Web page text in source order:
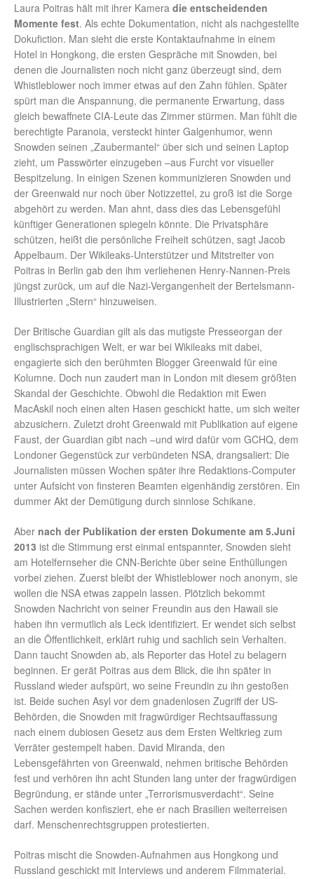
Laura Poitras hält mit ihrer Kamera die entscheidenden
Momente fest. Als echte Dokumentation, nicht als nachgestellte
Dokufiction. Man sieht die erste Kontaktaufnahme in einem
Hotel in Hongkong, die ersten Gespräche mit Snowden, bei
denen die Journalisten noch nicht ganz überzeugt sind, dem
Whistleblower noch immer etwas auf den Zahn fühlen. Später
spürt man die Anspannung, die permanente Erwartung, dass
gleich bewaffnete CIA-Leute das Zimmer stürmen. Man fühlt die
berechtigte Paranoia, versteckt hinter Galgenhumor, wenn
Snowden seinen „Zaubermantel“ über sich und seinen Laptop
zieht, um Passwörter einzugeben –aus Furcht vor visueller
Bespitzelung. In einigen Szenen kommunizieren Snowden und
der Greenwald nur noch über Notizzettel, zu groß ist die Sorge
abgehört zu werden. Man ahnt, dass dies das Lebensgefühl
künftiger Generationen spiegeln könnte. Die Privatsphäre
schützen, heißt die persönliche Freiheit schützen, sagt Jacob
Appelbaum. Der Wikileaks-Unterstützer und Mitstreiter von
Poitras in Berlin gab den ihm verliehenen Henry-Nannen-Preis
jüngst zurück, um auf die Nazi-Vergangenheit der Bertelsmann-
Illustrierten „Stern“ hinzuweisen.
Der Britische Guardian gilt als das mutigste Presseorgan der
englischsprachigen Welt, er war bei Wikileaks mit dabei,
engagierte sich den berühmten Blogger Greenwald für eine
Kolumne. Doch nun zaudert man in London mit diesem größten
Skandal der Geschichte. Obwohl die Redaktion mit Ewen
MacAskil noch einen alten Hasen geschickt hatte, um sich weiter
abzusichern. Zuletzt droht Greenwald mit Publikation auf eigene
Faust, der Guardian gibt nach –und wird dafür vom GCHQ, dem
Londoner Gegenstück zur verbündeten NSA, drangsaliert: Die
Journalisten müssen Wochen später ihre Redaktions-Computer
unter Aufsicht von finsteren Beamten eigenhändig zerstören. Ein
dummer Akt der Demütigung durch sinnlose Schikane.
Aber nach der Publikation der ersten Dokumente am 5.Juni
2013 ist die Stimmung erst einmal entspannter, Snowden sieht
am Hotelfernseher die CNN-Berichte über seine Enthüllungen
vorbei ziehen. Zuerst bleibt der Whistleblower noch anonym, sie
wollen die NSA etwas zappeln lassen. Plötzlich bekommt
Snowden Nachricht von seiner Freundin aus den Hawaii sie
haben ihn vermutlich als Leck identifiziert. Er wendet sich selbst
an die Öffentlichkeit, erklärt ruhig und sachlich sein Verhalten.
Dann taucht Snowden ab, als Reporter das Hotel zu belagern
beginnen. Er gerät Poitras aus dem Blick, die ihn später in
Russland wieder aufspürt, wo seine Freundin zu ihn gestoßen
ist. Beide suchen Asyl vor dem gnadenlosen Zugriff der US-
Behörden, die Snowden mit fragwürdiger Rechtsauffassung
nach einem dubiosen Gesetz aus dem Ersten Weltkrieg zum
Verräter gestempelt haben. David Miranda, den
Lebensgefährten von Greenwald, nehmen britische Behörden
fest und verhören ihn acht Stunden lang unter der fragwürdigen
Begründung, er stände unter „Terrorismusverdacht“. Seine
Sachen werden konfisziert, ehe er nach Brasilien weiterreisen
darf. Menschenrechtsgruppen protestierten.
Poitras mischt die Snowden-Aufnahmen aus Hongkong und
Russland geschickt mit Interviews und anderem Filmmaterial.